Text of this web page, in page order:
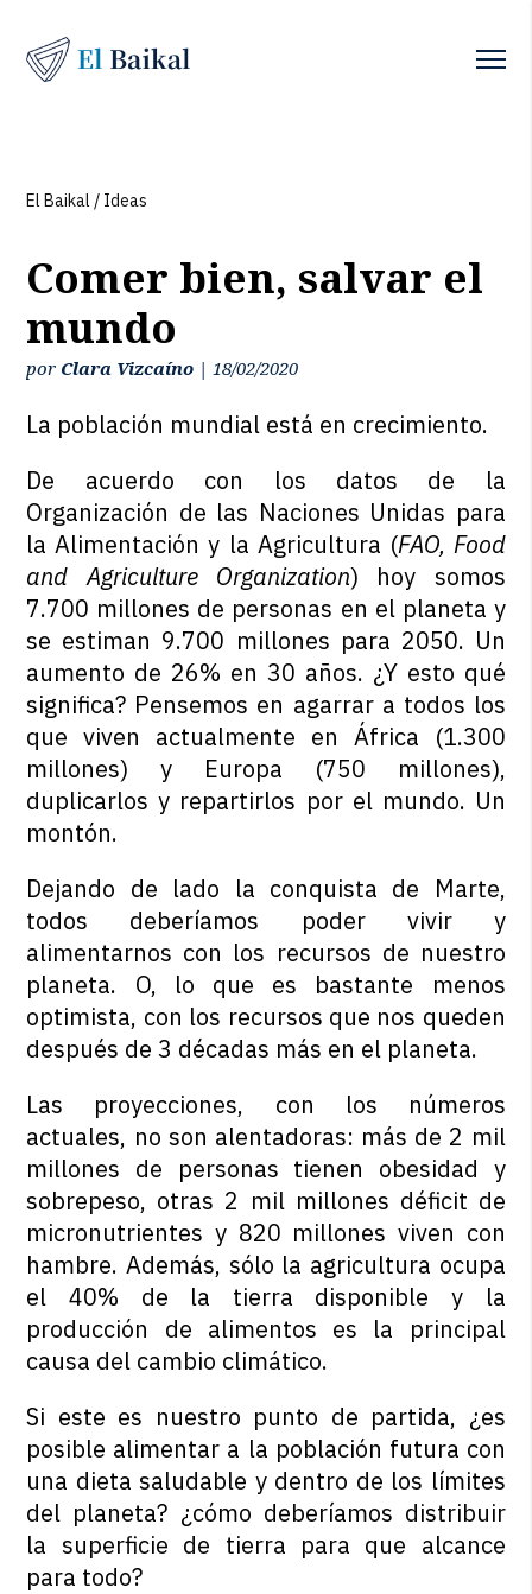
El Baikal / Ideas
Comer bien, salvar el
mundo
por Clara Vizcaíno |18/02/2020
La población mundial está en crecimiento.
De acuerdo con los datos de la
Organización de las Naciones Unidas para
la Alimentación y la Agricultura (FAO, Food
and Agriculture Organization) hoy somos
7.700 millones de personas en el planeta y
se estiman 9.700 millones para 2050. Un
aumento de 26% en 30 años. ¿Y esto qué
significa? Pensemos en agarrar a todos los
que viven actualmente en África (1.300
millones) y Europa (750 millones),
duplicarlos y repartirlos por el mundo. Un
montón.
Dejando de lado la conquista de Marte,
todos deberíamos poder vivir y
alimentarnos con los recursos de nuestro
planeta. O, lo que es bastante menos
optimista, con los recursos que nos queden
después de 3 décadas más en el planeta.
Las proyecciones, con los números
actuales, no son alentadoras: más de 2 mil
millones de personas tienen obesidad y
sobrepeso, otras 2 mil millones déficit de
micronutrientes y 820 millones viven con
hambre. Además, sólo la agricultura ocupa
el 40% de la tierra disponible y la
producción de alimentos es la principal
causa del cambio climático.
Si este es nuestro punto de partida, ¿es
posible alimentar a la población futura con
una dieta saludable y dentro de los límites
del planeta? ¿cómo deberíamos distribuir
la superficie de tierra para que alcance
para todo?